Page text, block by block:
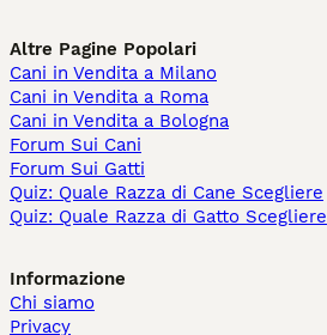
Altre Pagine Popolari
Cani in Vendita a Milano
Cani in Vendita a Roma
Cani in Vendita a Bologna
Forum Sui Cani
Forum Sui Gatti
Quiz: Quale Razza di Cane Scegliere
Quiz: Quale Razza di Gatto Scegliere
Informazione
Chi siamo
Privacy